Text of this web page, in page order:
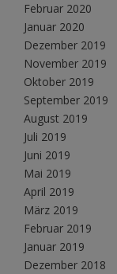
Februar 2020
Januar 2020
Dezember 2019
November 2019
Oktober 2019
September 2019
August 2019
Juli 2019
Juni 2019
Mai 2019
April 2019
März 2019
Februar 2019
Januar 2019
Dezember 2018